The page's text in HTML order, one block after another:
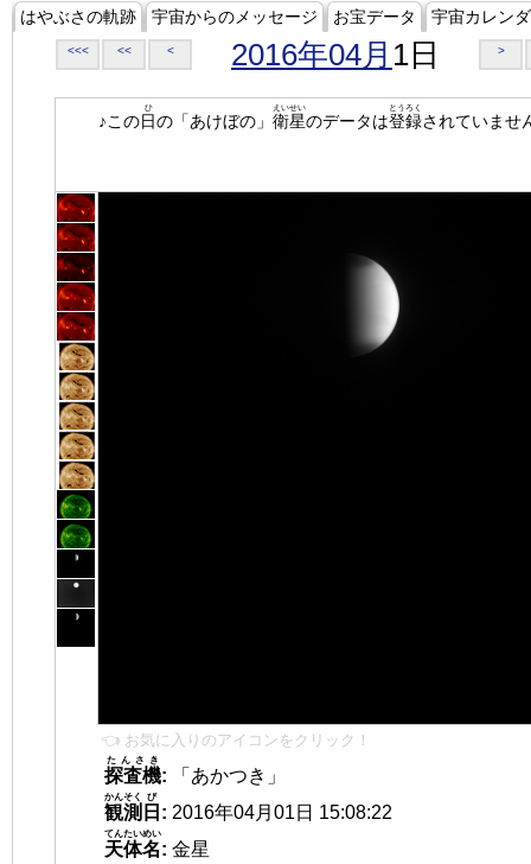
はやぶさの軌跡 宇宙からのメッセージ お宝データ 宇宙カレン
<<< << < 2016年04月 1日 >
♪この日
ひ
の「あけぼの」 衛星
えいせい
のデータは登録
とうろく
されていませ
👈 お気に入りのアイコンをクリック！
探査機
たんさき
:
「あかつき」
観測
かんそく
日
び
: 2016年04月01日 15:08:22
天体名
てんたいめい
: 金星